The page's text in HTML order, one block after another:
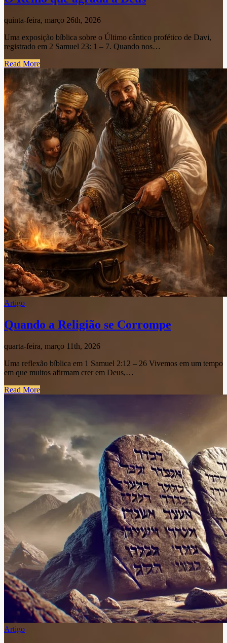
quinta-feira, março 26th, 2026
Uma exposição bíblica sobre o Último cântico profético de Davi,
registrado em 2 Samuel 23: 1 – 7. Quando nos…
Read More
Artigo
Quando a Religião se Corrompe
quarta-feira, março 11th, 2026
Uma reflexão bíblica em 1 Samuel 2:12 – 26 Vivemos em um tempo
em que muitos afirmam crer em Deus,…
Read More
Artigo